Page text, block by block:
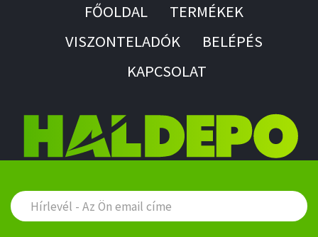
FŐOLDAL
TERMÉKEK
VISZONTELADÓK
BELÉPÉS
KAPCSOLAT